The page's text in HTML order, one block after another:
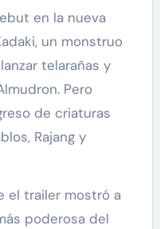
en la nueva
un monstruo
telarañas y
Pero
de criaturas
Rajang y
el trailer mostró a
poderosa del